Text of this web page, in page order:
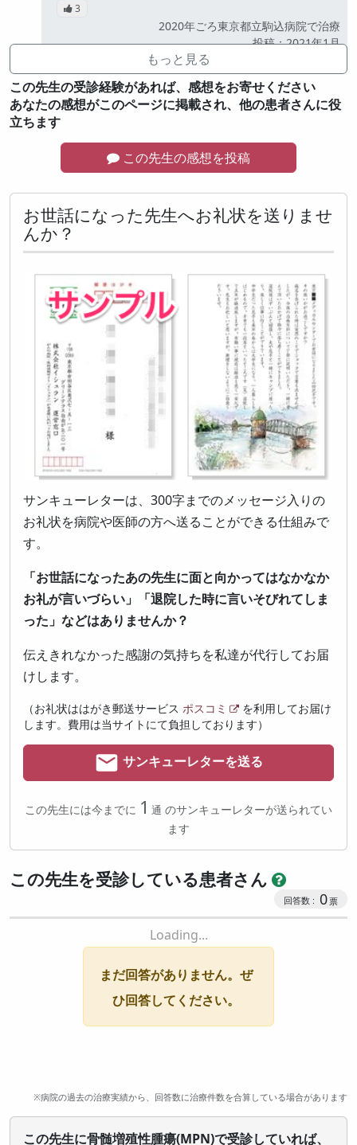
3
2020年ごろ東京都立駒込病院で治療
投稿：2021年1月公
もっと見る
この先生の受診経験があれば、感想をお寄せください
あなたの感想がこのページに掲載され、他の患者さんに役
立ちます
この先生の感想を投稿
お世話になった先生へお礼状を送りませ
んか？
サンキューレターは、300字までのメッセージ入りの
お礼状を病院や医師の方へ送ることができる仕組みで
す。
「お世話になったあの先生に面と向かってはなかなか
お礼が言いづらい」「退院した時に言いそびれてしま
った」などはありませんか？
伝えきれなかった感謝の気持ちを私達が代行してお届
けします。
（お礼状ははがき郵送サービス ポスコミ
を利用してお届け
します。費用は当サイトにて負担しております）
サンキューレターを送る
サンキューレター送付数
この先生には今までに 1
のサンキューレターが送られてい
ます
この先生を受診している患者さん
0
Loading...
※病院の過去の治療実績から、回答数に治療件数を合算している場合があります
まだ回答がありません。ぜ
ひ回答してください。
この先生に骨髄増殖性腫瘍(MPN)で受診していれば、